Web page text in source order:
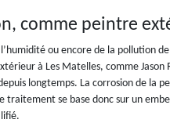
comme peintre
ou encore de la pollution
à Les Matelles, comme
longtemps. La corrosion de la
traitement se base donc sur un